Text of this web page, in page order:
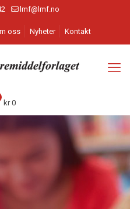
lmf@lmf.no
oss Nyheter Kontakt
kr0